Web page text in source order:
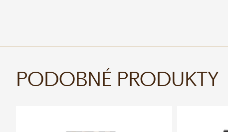
PODOBNÉ PRODUKTY